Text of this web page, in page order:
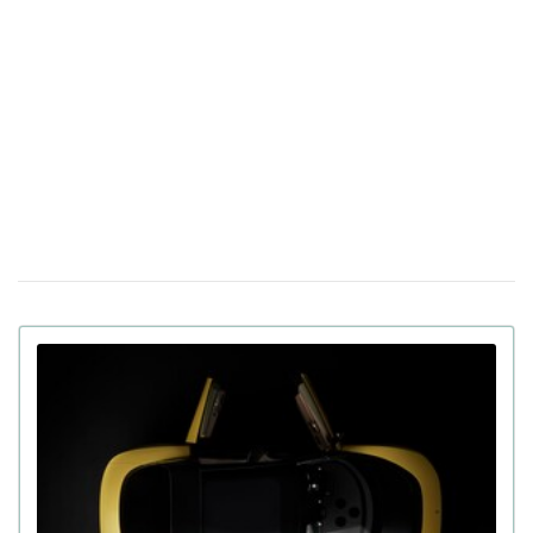
другие функции
21 января 16:54 В Украине выставили на продажу
двухместный пассажирский дрон: цена и время полета
Apple интегрирует искусственный интеллект
Gemini в персонального помощника Siri за $1 млрд в
08 января 11:17
130 дюймов, на которых не потеряются
детали: хит CES 2026 – телевизор Samsung Micro RGB